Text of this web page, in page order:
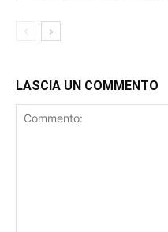
LASCIA UN COMMENTO